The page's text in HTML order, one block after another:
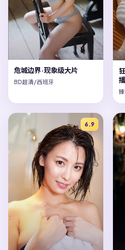
危城边界·现象级大片
BD超清/西班牙
播
6.9